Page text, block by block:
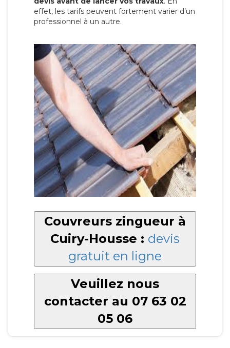
effet, les tarifs peuvent fortement varier d’un
professionnel à un autre.
Couvreurs zingueur à
Cuiry-Housse : devis
gratuit en ligne
Veuillez nous
contacter au 07 63 02
05 06